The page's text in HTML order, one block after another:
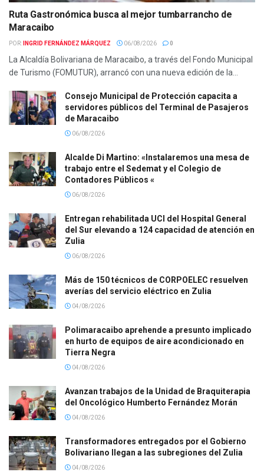
Ruta Gastronómica busca al mejor tumbarrancho de
Maracaibo
POR: INGRID FERNÁNDEZ MÁRQUEZ 06/08/2026 0
La Alcaldía Bolivariana de Maracaibo, a través del Fondo Municipal
de Turismo (FOMUTUR), arrancó con una nueva edición de la...
Consejo Municipal de Protección capacita a
servidores públicos del Terminal de Pasajeros
de Maracaibo
06/08/2026
Alcalde Di Martino: «Instalaremos una mesa de
trabajo entre el Sedemat y el Colegio de
Contadores Públicos «
06/08/2026
Entregan rehabilitada UCI del Hospital General
del Sur elevando a 124 capacidad de atención en
Zulia
06/08/2026
Más de 150 técnicos de CORPOELEC resuelven
averías del servicio eléctrico en Zulia
04/08/2026
Polimaracaibo aprehende a presunto implicado
en hurto de equipos de aire acondicionado en
Tierra Negra
04/08/2026
Avanzan trabajos de la Unidad de Braquiterapia
del Oncológico Humberto Fernández Morán
04/08/2026
Transformadores entregados por el Gobierno
Bolivariano llegan a las subregiones del Zulia
04/08/2026